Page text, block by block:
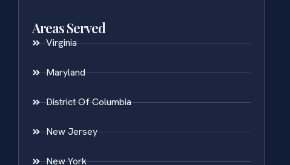
Areas Served
Virginia
Maryland
District Of Columbia
New Jersey
New York